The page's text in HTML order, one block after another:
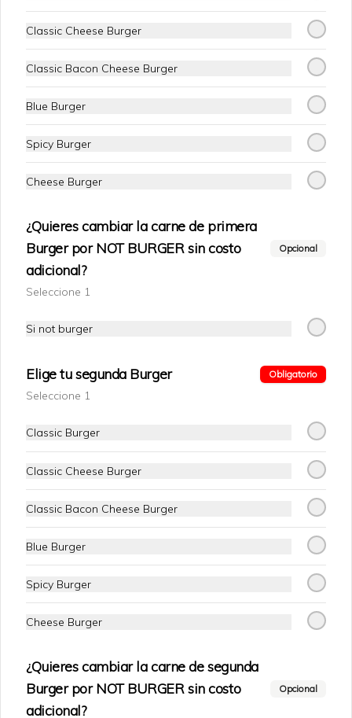
Gaseosa 1.5 lts
$1.800
Pepsi Original 1.5 lts
Gaseosa 1.5 lts
$1.800
Conócenos
Escríbenos al Whatsapp
Términos y condiciones
Política de privacidad
Classic Cheese Burger
Classic Bacon Cheese Burger
Blue Burger
Spicy Burger
Cheese Burger
¿Quieres cambiar la carne de primera
Burger por NOT BURGER sin costo
adicional?
Opcional
Seleccione 1
Si not burger
Elige tu segunda Burger Obligatorio
Seleccione 1
Classic Burger
Classic Cheese Burger
Classic Bacon Cheese Burger
Blue Burger
Spicy Burger
Cheese Burger
¿Quieres cambiar la carne de segunda
Burger por NOT BURGER sin costo
adicional?
Opcional